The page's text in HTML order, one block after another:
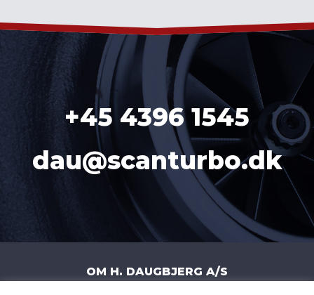
+45 4396 1545
dau@scanturbo.dk
OM H. DAUGBJERG A/S